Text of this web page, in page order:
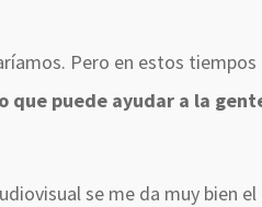
Pero en estos tiempos
que puede ayudar a la
se me da muy bien el